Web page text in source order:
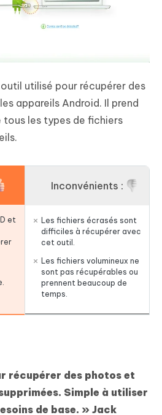
utilisé pour récupérer des
appareils Android. Il prend
tous les types de fichiers
et
Inconvénients :
Les fichiers écrasés sont
difficiles à récupérer avec
cet outil.
Les fichiers volumineux ne
sont pas récupérables ou
prennent beaucoup de
temps.
récupérer des photos et
Simple à utiliser
de base. » Jack